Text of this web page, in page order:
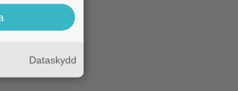
Dataskydd